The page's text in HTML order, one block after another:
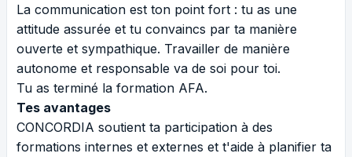
La communication est ton point fort : tu as une
attitude assurée et tu convaincs par ta manière
ouverte et sympathique. Travailler de manière
autonome et responsable va de soi pour toi.
Tu as terminé la formation AFA.
Tes avantages
CONCORDIA soutient ta participation à des
formations internes et externes et t'aide à planifier ta